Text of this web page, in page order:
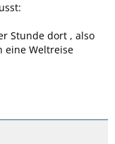
Stunde dort , also
eine Weltreise